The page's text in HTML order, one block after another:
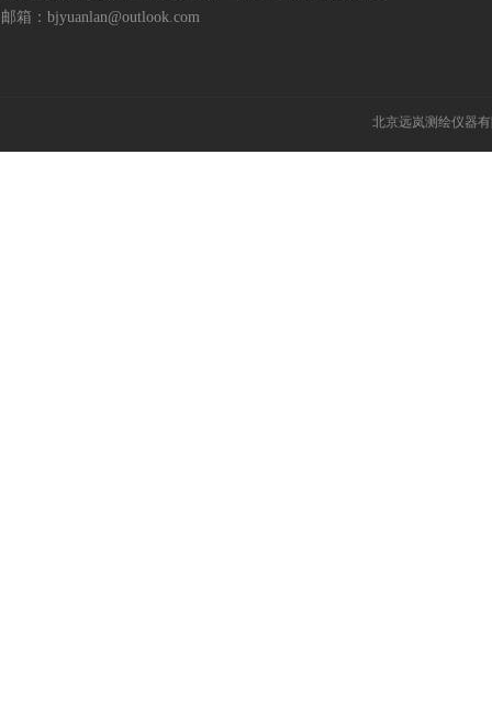
邮箱：bjyuanlan@outlook.com
北京远岚测绘仪器